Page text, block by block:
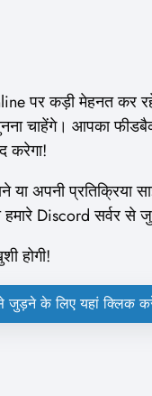
पर कड़ी मेहनत
चाहेंगे। आपका
करेगा!
अपनी प्रतिक्रिया
Discord सर्वर से
होगी!
से जुड़ने के लिए यहां क्लिक